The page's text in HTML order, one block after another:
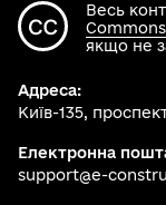
Весь
якщо не
Адреса:
Київ-135,
Електронна
support@e-